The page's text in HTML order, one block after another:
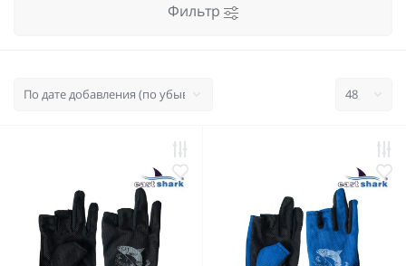
Фильтр